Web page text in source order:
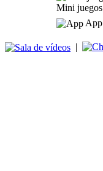
Mini juegos
App
|